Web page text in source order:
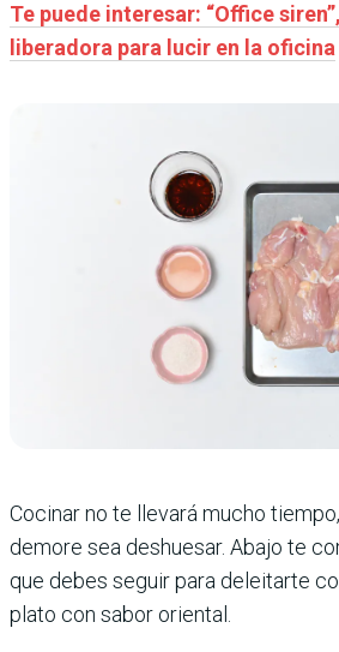
Te puede interesar: “Office
liberadora para lucir en la oficina
Cocinar no te llevará mucho
demore sea deshuesar. Abajo te
que debes seguir para deleitarte
plato con sabor oriental.